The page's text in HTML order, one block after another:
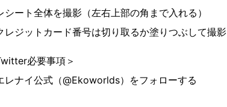
シート全体を撮影（左右上部の角まで入れる）
レジットカード番号は切り取るか塗りつぶして撮影
必要事項＞
レナイ公式（@Ekoworlds）をフォローする